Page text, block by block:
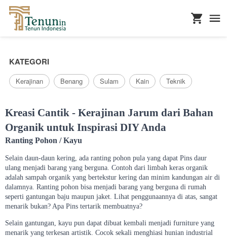
KATEGORI
Kerajinan Benang Sulam Kain Teknik
Kreasi Cantik - Kerajinan Jarum dari Bahan
Organik untuk Inspirasi DIY Anda
Ranting Pohon / Kayu
Selain daun-daun kering, ada ranting pohon pula yang dapat Pins daur
ulang menjadi barang yang berguna. Contoh dari limbah keras organik
adalah sampah organik yang bertekstur kering dan minim kandungan air di
dalamnya. Ranting pohon bisa menjadi barang yang berguna di rumah
seperti gantungan baju maupun jaket. Lihat penggunaannya di atas, sangat
menarik bukan? Apa Pins tertarik membuatnya?
Selain gantungan, kayu pun dapat dibuat kembali menjadi furniture yang
menarik yang terkesan artistik. Cocok sekali menghiasi hunian industrial